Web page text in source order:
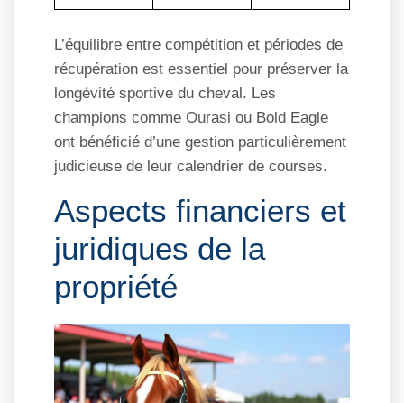
L’équilibre entre compétition et périodes de
récupération est essentiel pour préserver la
longévité sportive du cheval. Les
champions comme Ourasi ou Bold Eagle
ont bénéficié d’une gestion particulièrement
judicieuse de leur calendrier de courses.
Aspects financiers et
juridiques de la
propriété